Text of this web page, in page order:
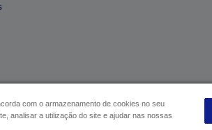
do vendedor Identificação da
com o armazenamento de cookies no seu
analisar a utilização do site e ajudar nas nossas